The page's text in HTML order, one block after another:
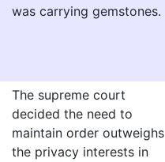
was carrying gemstones.
The supreme court
decided the need to
maintain order outweighs
the privacy interests in